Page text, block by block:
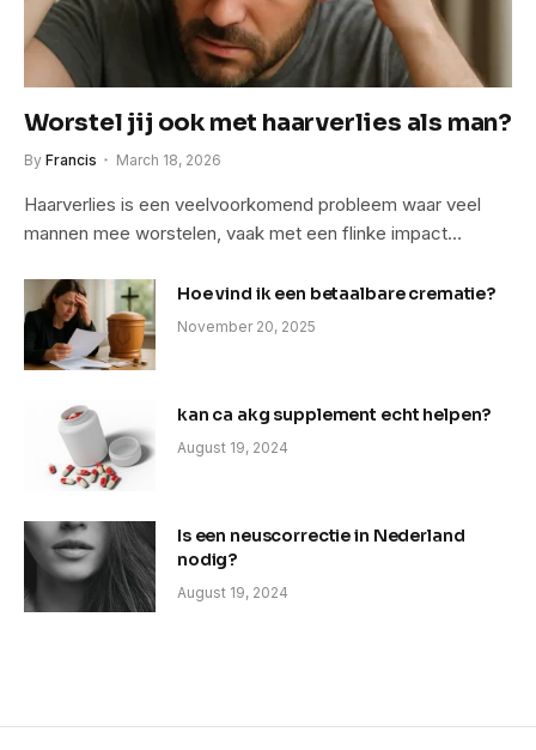
Worstel jij ook met haarverlies als man?
By Francis March 18, 2026
Haarverlies is een veelvoorkomend probleem waar veel
mannen mee worstelen, vaak met een flinke impact…
Hoe vind ik een betaalbare crematie?
November 20, 2025
kan ca akg supplement echt helpen?
August 19, 2024
Is een neuscorrectie in Nederland
nodig?
August 19, 2024